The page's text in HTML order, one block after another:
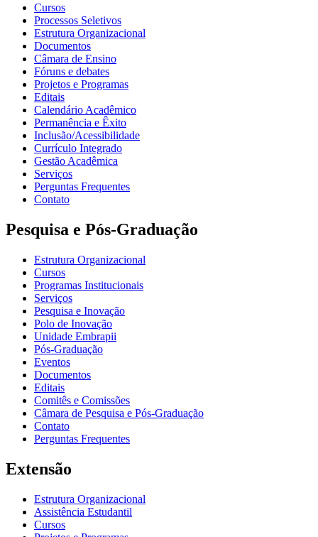
Cursos
Processos Seletivos
Estrutura Organizacional
Documentos
Câmara de Ensino
Fóruns e debates
Projetos e Programas
Editais
Calendário Acadêmico
Permanência e Êxito
Inclusão/Acessibilidade
Currículo Integrado
Gestão Acadêmica
Serviços
Perguntas Frequentes
Contato
Pesquisa e Pós-Graduação
Estrutura Organizacional
Cursos
Programas Institucionais
Serviços
Pesquisa e Inovação
Polo de Inovação
Unidade Embrapii
Pós-Graduação
Eventos
Documentos
Editais
Comitês e Comissões
Câmara de Pesquisa e Pós-Graduação
Contato
Perguntas Frequentes
Extensão
Estrutura Organizacional
Assistência Estudantil
Cursos